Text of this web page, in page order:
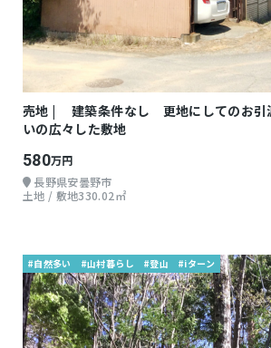
売地 | 建築条件なし 更地にしてのお引
いの広々した敷地
580万円
長野県安曇野市
土地 / 敷地330.02㎡
#自然多い #山村暮らし #登山 #iターン